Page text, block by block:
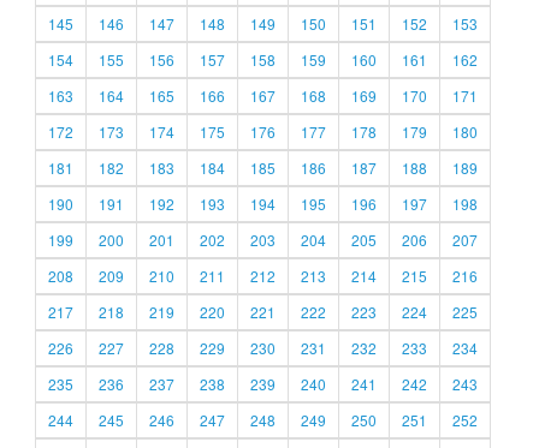
145
146 147 148 149 150 151 152
153
154
155 156 157 158 159 160 161
162
163
164 165 166 167 168 169 170
171
172
173 174 175 176 177 178 179
180
181
182 183 184 185 186 187 188
189
190
191 192 193 194 195 196 197
198
199
200 201 202 203 204 205 206
207
208
209 210 211 212 213 214 215
216
217
218 219 220 221 222 223 224
225
226
227 228 229 230 231 232 233
234
235
236 237 238 239 240 241 242
243
244
245 246 247 248 249 250 251
252